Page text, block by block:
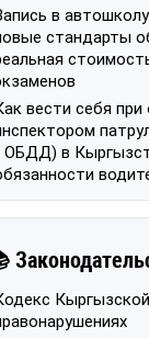
в
стандарты
вести себя при
в